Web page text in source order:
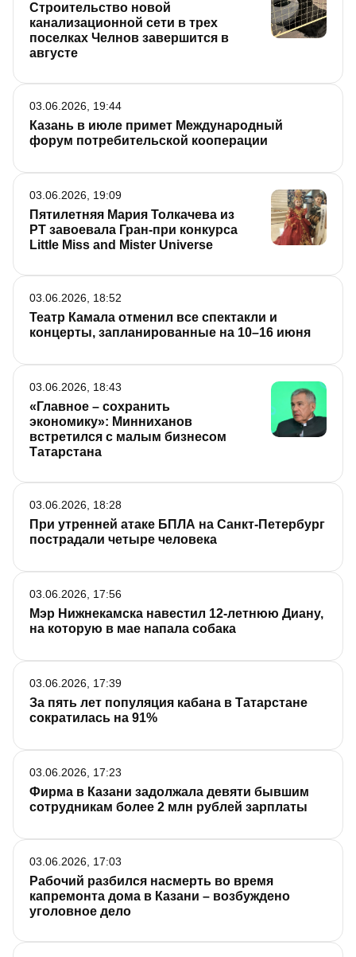
Строительство новой
канализационной сети в трех
поселках Челнов завершится в
августе
Казань в июле примет Международный
форум потребительской кооперации
03.06.2026, 19:44
Пятилетняя Мария Толкачева из
РТ завоевала Гран-при конкурса
Little Miss and Mister Universe
03.06.2026, 19:09
Театр Камала отменил все спектакли и
концерты, запланированные на 10–16 июня
03.06.2026, 18:52
«Главное – сохранить
экономику»: Минниханов
встретился с малым бизнесом
Татарстана
03.06.2026, 18:43
При утренней атаке БПЛА на Санкт-Петербург
пострадали четыре человека
03.06.2026, 18:28
Мэр Нижнекамска навестил 12-летнюю Диану,
на которую в мае напала собака
03.06.2026, 17:56
За пять лет популяция кабана в Татарстане
сократилась на 91%
03.06.2026, 17:39
Фирма в Казани задолжала девяти бывшим
сотрудникам более 2 млн рублей зарплаты
03.06.2026, 17:23
Рабочий разбился насмерть во время
капремонта дома в Казани – возбуждено
уголовное дело
03.06.2026, 17:03